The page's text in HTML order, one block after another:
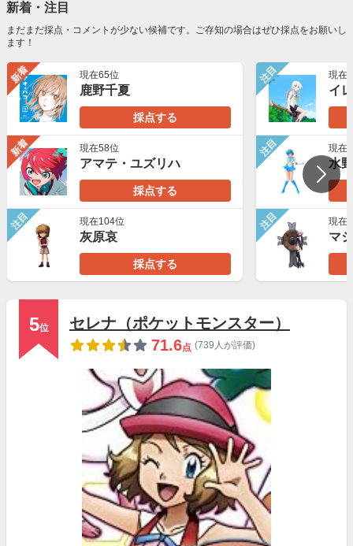
新着・注目
まだまだ採点・コメントが少ない候補です。ご存知の場合はぜひ採点をお願いし
ます！
新着 現在65位
鹿野千夏
採点する
新着 現在58位
アマテ・ユズリハ
採点する
注目 現在104位
灰原哀
採点する
注目 現在
イ
注目 現在
水
注目 現在
マ
5位
セレナ（ポケットモンスター）
71.6点 (739人が評価)